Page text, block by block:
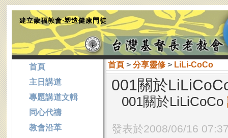
建立蒙福教會‧塑造健康門徒
首頁> 分享靈修> LiLi-CoCo
001關於
001關於LiLiCoCo
發表於2008/06/16
首頁
主日講道
專題講道文輯
同心代禱
教會沿革